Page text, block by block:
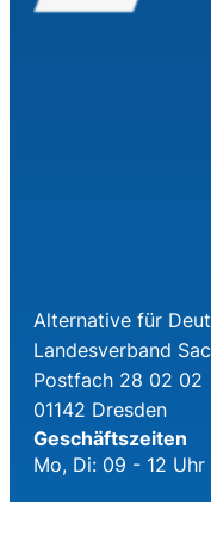
Alternative für
Landesverband
Postfach 28 02 02
01142 Dresden
Geschäftszeiten
Mo, Di: 09 - 12